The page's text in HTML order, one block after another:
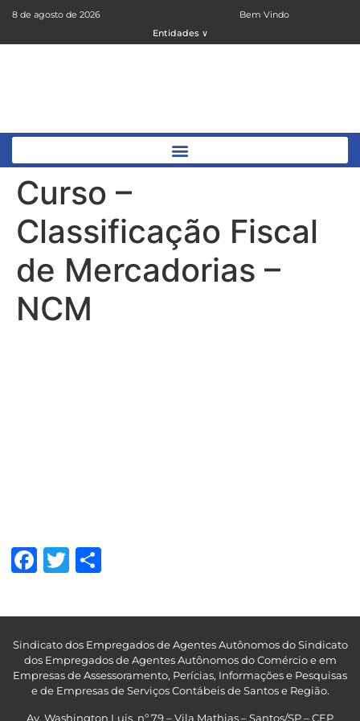
8 de agosto de 2026
Bem Vindo
Entidades ∨
Curso –
Classificação Fiscal
de Mercadorias –
NCM
Facebook
Twitter
Sindicato dos Empregados de Agentes Autônomos do Sindicato
dos Empregados de Agentes Autônomos do Comércio e em
Empresas de Assessoramento, Perícias, Informações e Pesquisas
e de Empresas de Serviços Contábeis de Santos e Região.
Av. Washington Luis, nº 79 – Vila Mathias – Santos/SP – CEP